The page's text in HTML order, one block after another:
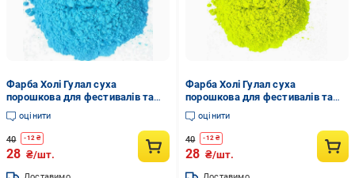
Фарба Холі Гулал суха
порошкова для фестивалів та
флешмобів 50 г
оцінити
40 -12 ₴
28 ₴/шт.
Фарба Холі Гулал суха
порошкова для фестивалів та
флешмобів 50 г Лимонний
оцінити
40 -12₴
28 ₴/шт.